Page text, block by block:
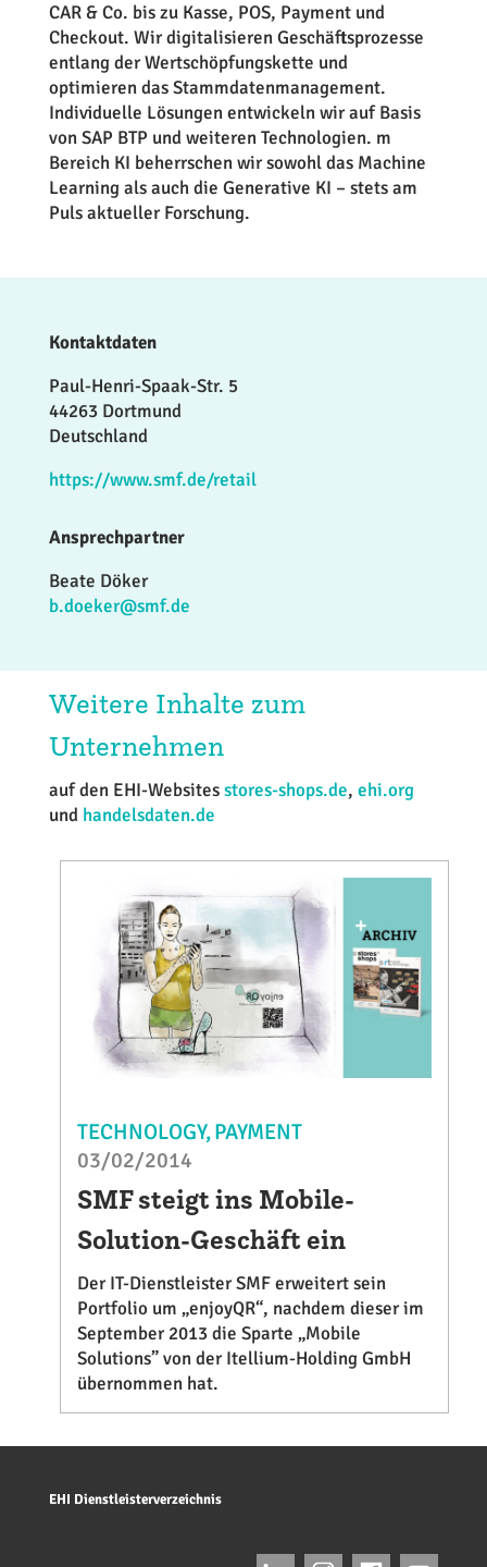
CAR & Co. bis zu Kasse, POS, Payment und
Checkout. Wir digitalisieren Geschäftsprozesse
entlang der Wertschöpfungskette und
optimieren das Stammdatenmanagement.
Individuelle Lösungen entwickeln wir auf Basis
von SAP BTP und weiteren Technologien. m
Bereich KI beherrschen wir sowohl das Machine
Learning als auch die Generative KI – stets am
Puls aktueller Forschung.
Kontaktdaten
Paul-Henri-Spaak-Str. 5
44263 Dortmund
Deutschland
https://www.smf.de/retail
Ansprechpartner
Beate Döker
b.doeker@smf.de
Weitere Inhalte zum
Unternehmen
auf den EHI-Websitesstores-shops.de, ehi.org
und handelsdaten.de
TECHNOLOGY PAYMENT
03/02/2014
SMF steigt ins Mobile-
Solution-Geschäft ein
Der IT-Dienstleister SMF erweitert sein
Portfolio um „enjoyQR“, nachdem dieser im
September 2013 die Sparte „Mobile
Solutions” von der Itellium-Holding GmbH
übernommen hat.
EHI Dienstleisterverzeichnis